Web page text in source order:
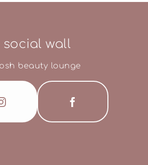
social wall
beauty lounge